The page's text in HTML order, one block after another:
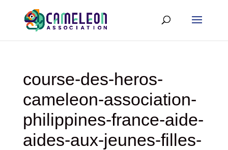
course-des-heros-
cameleon-association-
philippines-france-aide-
aides-aux-jeunes-filles-